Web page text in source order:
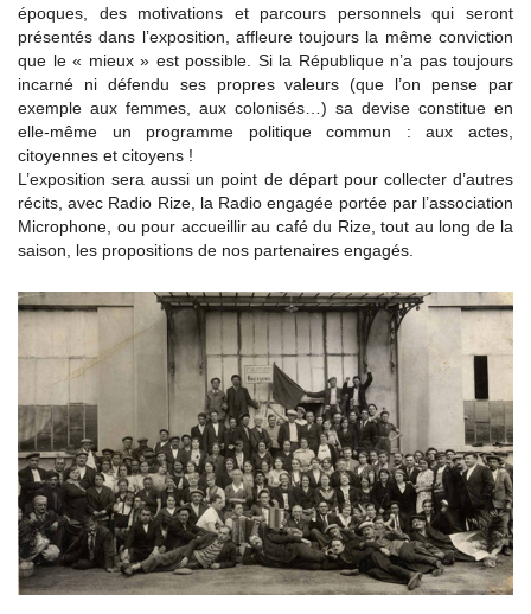
époques, des motivations et parcours personnels qui seront
présentés dans l’exposition, affleure toujours la même conviction
que le « mieux » est possible. Si la République n’a pas toujours
incarné ni défendu ses propres valeurs (que l’on pense par
exemple aux femmes, aux colonisés…) sa devise constitue en
elle-même un programme politique commun : aux actes,
citoyennes et citoyens !
L’exposition sera aussi un point de départ pour collecter d’autres
récits, avec Radio Rize, la Radio engagée portée par l’association
Microphone, ou pour accueillir au café du Rize, tout au long de la
saison, les propositions de nos partenaires engagés.